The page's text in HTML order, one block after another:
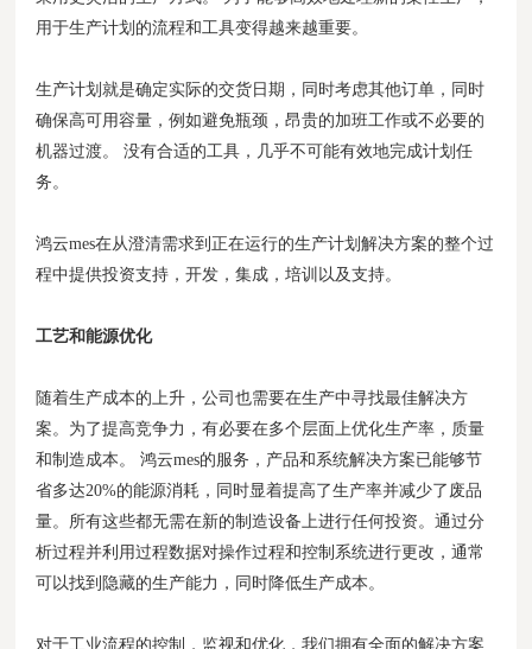
用于生产计划的流程和工具变得越来越重要。
生产计划就是确定实际的交货日期，同时考虑其他订单，同时
确保高可用容量，例如避免瓶颈，昂贵的加班工作或不必要的
机器过渡。 没有合适的工具，几乎不可能有效地完成计划任
务。
鸿云mes在从澄清需求到正在运行的生产计划解决方案的整个过
程中提供投资支持，开发，集成，培训以及支持。
工艺和能源优化
随着生产成本的上升，公司也需要在生产中寻找最佳解决方
案。为了提高竞争力，有必要在多个层面上优化生产率，质量
和制造成本。 鸿云mes的服务，产品和系统解决方案已能够节
省多达20%的能源消耗，同时显着提高了生产率并减少了废品
量。所有这些都无需在新的制造设备上进行任何投资。通过分
析过程并利用过程数据对操作过程和控制系统进行更改，通常
可以找到隐藏的生产能力，同时降低生产成本。
对于工业流程的控制，监视和优化，我们拥有全面的解决方案